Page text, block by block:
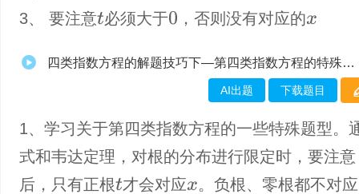
3、 要注意t 必须大于0 ，否则没有对应的x
四类指数方程的解题技巧下—第四类指数方程的特殊题型
AI出题 下载题目
1、学习关于第四类指数方程的一些特殊题型。
式和韦达定理，对根的分布进行限定时，要注
后，只有正根t 才会对应x 。负根、零根都不对应